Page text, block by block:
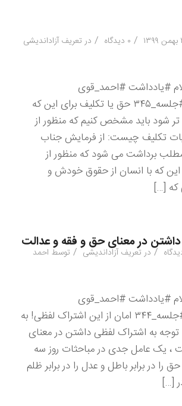
/ ۰ دیدگاه / در تعریف آزاداندیشی
#یادداشت #احمد_قوی
#یادداشت_۸۵ #جلسه_۳۴۵ حق یا تکلیف برای این که
شود باید مشخص کنیم که منظور از
تکلیف چیست: از فرمایش جناب
مطلب برداشت می شود که منظور از
که با انسان از حقوق خودش و
که […]
در معنای حق و فقه و عدالت
/ در تعریف آزاداندیشی / توسط احمد
#یادداشت #احمد_قوی
#یادداشت_۸۴ #جلسه_۳۴۴ امان از این اشتراک لفظی! به
به اشتراک لفظی داشتن در معنای
، یک عامل جدی در مباحثات روز سه
حق را در برابر باطل و عدل را در برابر ظلم
[…]